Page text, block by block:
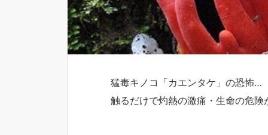
猛毒キノコ「カエンタケ」の恐怖…
触るだけで灼熱の激痛・生命の危